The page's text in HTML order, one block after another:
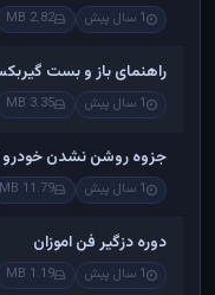
1 سال پیش 2.82 MB
راهنمای باز و بست
1 سال پیش 3.35 MB
جزوه روشن نشدن خودرو
1 سال پیش 11.79 MB
دوره دزگیر فن اموزان
1 سال پیش 1.19 MB